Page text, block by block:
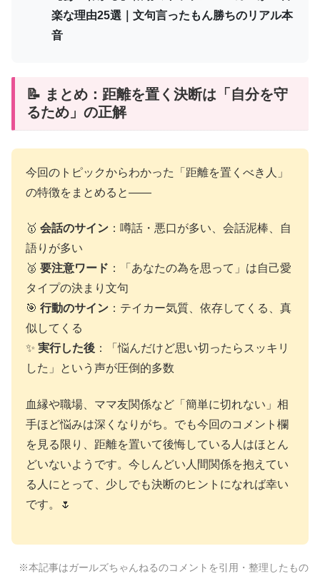
楽な理由25選｜文句言ったもん勝ちのリアル本
音
📝 まとめ：距離を置く決断は「自分を守
るため」の正解
今回のトピックからわかった「距離を置くべき人」
の特徴をまとめると——
🥇 会話のサイン ：噂話・悪口が多い、会話泥棒、自
語りが多い
🥈 要注意ワード ：「あなたの為を思って」は自己愛
タイプの決まり文句
🎯 行動のサイン ：テイカー気質、依存してくる、真
似してくる
✨ 実行した後 ：「悩んだけど思い切ったらスッキリ
した」という声が圧倒的多数
血縁や職場、ママ友関係など「簡単に切れない」相
手ほど悩みは深くなりがち。でも今回のコメント欄
を見る限り、距離を置いて後悔している人はほとん
どいないようです。今しんどい人間関係を抱えてい
る人にとって、少しでも決断のヒントになれば幸い
です。🌷
※本記事はガールズちゃんねるのコメントを引用・整理したもの